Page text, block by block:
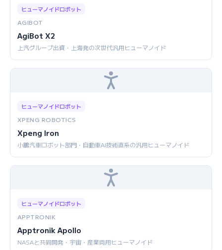
ヒューマノイドロボット
AGIBOT
AgiBot X2
上汽グループ出資・上海発の次世代汎用ヒューマノイド
ヒューマノイドロボット
XPENG ROBOTICS
Xpeng Iron
小鵬汽車ロボット部門・自動車AI技術直系の汎用ヒューマノイド
ヒューマノイドロボット
APPTRONIK
Apptronik Apollo
NASAと共同開発・宇宙・産業両用ヒューマノイド